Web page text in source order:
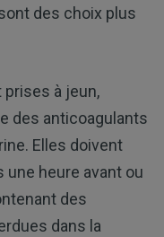
des choix plus
à jeun,
des anticoagulants
Elles doivent
heure avant ou
des
dans la